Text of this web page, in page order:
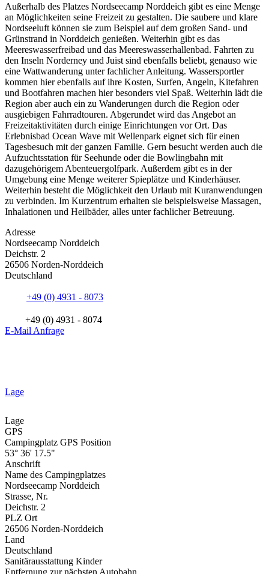
Außerhalb des Platzes Nordseecamp Norddeich gibt es eine Menge
an Möglichkeiten seine Freizeit zu gestalten. Die saubere und klare
Nordseeluft können sie zum Beispiel auf dem großen Sand- und
Grünstrand in Norddeich genießen. Weiterhin gibt es das
Meereswasserfreibad und das Meereswasserhallenbad. Fahrten zu
den Inseln Norderney und Juist sind ebenfalls beliebt, genauso wie
eine Wattwanderung unter fachlicher Anleitung. Wassersportler
kommen hier ebenfalls auf ihre Kosten, Surfen, Angeln, Kitefahren
und Bootfahren machen hier besonders viel Spaß. Weiterhin lädt die
Region aber auch ein zu Wanderungen durch die Region oder
ausgiebigen Fahrradtouren. Abgerundet wird das Angebot an
Freizeitaktivitäten durch einige Einrichtungen vor Ort. Das
Erlebnisbad Ocean Wave mit Wellenpark eignet sich für einen
Tagesbesuch mit der ganzen Familie. Gern besucht werden auch die
Aufzuchtsstation für Seehunde oder die Bowlingbahn mit
dazugehörigem Abenteuergolfpark. Außerdem gibt es in der
Umgebung eine Menge weiterer Spieplätze und Kinderhäuser.
Weiterhin besteht die Möglichkeit den Urlaub mit Kuranwendungen
zu verbinden. Im Kurzentrum erhalten sie beispielsweise Massagen,
Inhalationen und Heilbäder, alles unter fachlicher Betreuung.
Adresse
Nordseecamp Norddeich
Deichstr. 2
26506 Norden-Norddeich
Deutschland
+49 (0) 4931 - 8073
+49 (0) 4931 - 8074
E-Mail Anfrage
Lage
Lage
GPS
Campingplatz GPS Position
53° 36' 17.5"
Anschrift
Name des Campingplatzes
Nordseecamp Norddeich
Strasse, Nr.
Deichstr. 2
PLZ Ort
26506 Norden-Norddeich
Land
Deutschland
Sanitärausstattung Kinder
Entfernung zur nächsten Autobahn